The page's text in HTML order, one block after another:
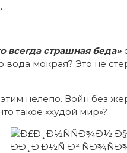
всегда страшная беда»
мокрая? Это не
нелепо. Войн без
такое «худой мир»?